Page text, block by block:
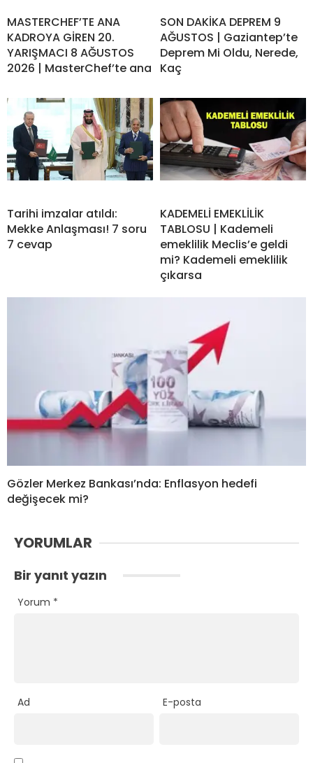
MASTERCHEF’TE ANA
KADROYA GİREN 20.
YARIŞMACI 8 AĞUSTOS
2026 | MasterChef’te ana
SON DAKİKA DEPREM 9
AĞUSTOS | Gaziantep’te
Deprem Mi Oldu, Nerede,
Kaç
Tarihi imzalar atıldı:
Mekke Anlaşması! 7 soru
7 cevap
KADEMELİ EMEKLİLİK
TABLOSU | Kademeli
emeklilik Meclis’e geldi
mi? Kademeli emeklilik
çıkarsa
Gözler Merkez Bankası’nda: Enflasyon hedefi
değişecek mi?
YORUMLAR
Bir yanıt yazın
Yorum *
Ad E-posta